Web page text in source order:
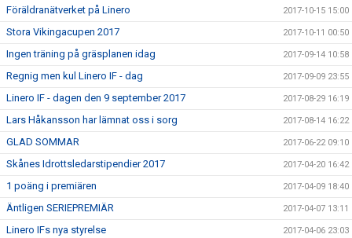
Föräldranätverket på Linero 2017-10-15 15:00
Stora Vikingacupen 2017 2017-10-11 00:50
Ingen träning på gräsplanen idag 2017-09-14 10:58
Regnig men kul Linero IF - dag 2017-09-09 23:55
Linero IF - dagen den 9 september 2017 2017-08-29 16:19
Lars Håkansson har lämnat oss i sorg 2017-08-14 16:22
GLAD SOMMAR 2017-06-22 09:10
Skånes Idrottsledarstipendier 2017 2017-04-20 16:42
1 poäng i premiären 2017-04-09 18:40
Äntligen SERIEPREMIÄR 2017-04-07 13:11
Linero IFs nya styrelse 2017-04-06 23:03